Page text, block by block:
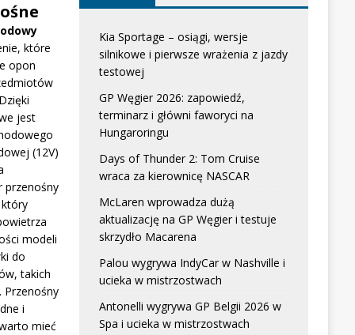
które
opon
jest
(12V)
przenośny
modeli
do
takich
Przenośny
i
mieć
Kia Sportage – osiągi, wersje
silnikowe i pierwsze wrażenia z jazdy
testowej
GP Węgier 2026: zapowiedź,
terminarz i główni faworyci na
Hungaroringu
Days of Thunder 2: Tom Cruise
wraca za kierownicę NASCAR
McLaren wprowadza dużą
aktualizację na GP Węgier i testuje
skrzydło Macarena
Palou wygrywa IndyCar w Nashville i
ucieka w mistrzostwach
Antonelli wygrywa GP Belgii 2026 w
Spa i ucieka w mistrzostwach